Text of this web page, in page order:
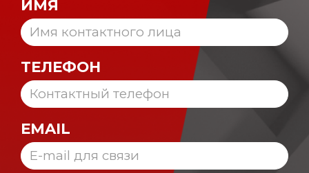
ИМЯ
ТЕЛЕФОН
EMAIL